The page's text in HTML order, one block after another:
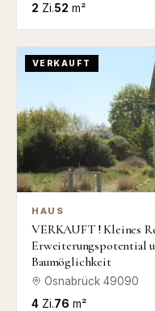
2 Zi.52 m²
VERKAUFT
HAUS
VERKAUFT ! Kleines
Erweiterungspotential
Baumöglichkeit
Osnabrück 49090
4 Zi.76 m²